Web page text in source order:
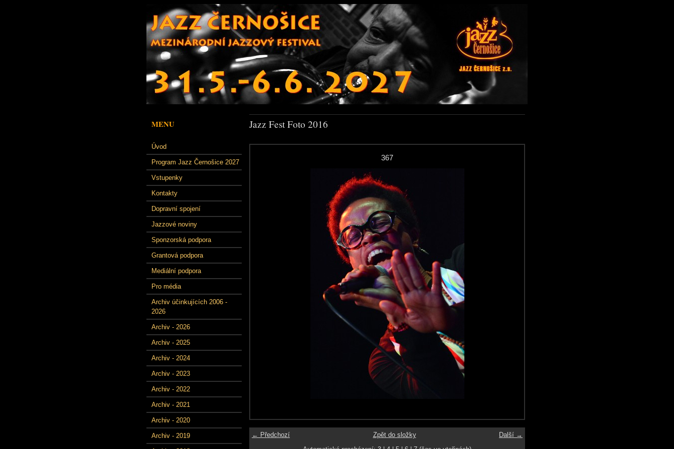
MENU
Úvod
Program Jazz Černošice 2027
Vstupenky
Kontakty
Dopravní spojení
Jazzové noviny
Sponzorská podpora
Grantová podpora
Mediální podpora
Pro média
Archiv účinkujících 2006 -
2026
Archiv - 2026
Archiv - 2025
Archiv - 2024
Archiv - 2023
Archiv - 2022
Archiv - 2021
Archiv - 2020
Archiv - 2019
Jazz Fest Foto 2016
367
← Předchozí Další →
Zpět do složky